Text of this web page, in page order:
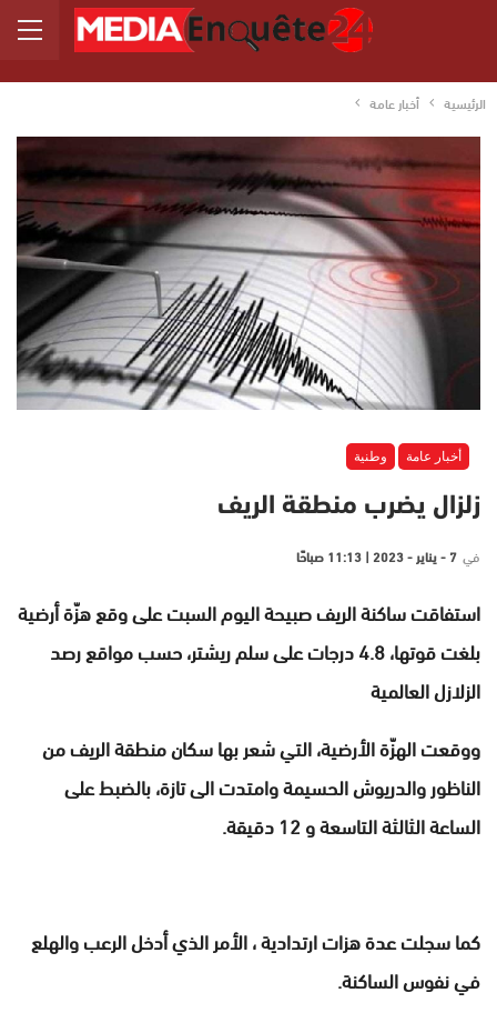
الرئيسية أخبار عامة
أخبار عامة وطنية
زلزال يضرب منطقة الريف
في 7 - يناير - 2023 | 11:13 صباحًا
استفاقت ساكنة الريف صبيحة اليوم السبت على وقع هزّة أرضية
بلغت قوتها، 4.8 درجات على سلم ريشتر،
حسب مواقع رصد
الزلازل العالمية
ووقعت الهزّة الأرضية، التي شعر بها سكان منطقة الريف من
الناظور والدريوش الحسيمة وامتدت الى تازة، بالضبط على
الساعة الثالثة التاسعة و 12 دقيقة.
كما سجلت عدة هزات ارتدادية ، الأمر الذي أدخل الرعب والهلع
في نفوس الساكنة.